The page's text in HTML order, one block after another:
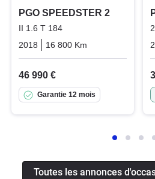
PGO SPEEDSTER 2
II 1.6 T 184
2018
16 800 Km
46 990 €
Garantie 12 mois
Toutes les annonces